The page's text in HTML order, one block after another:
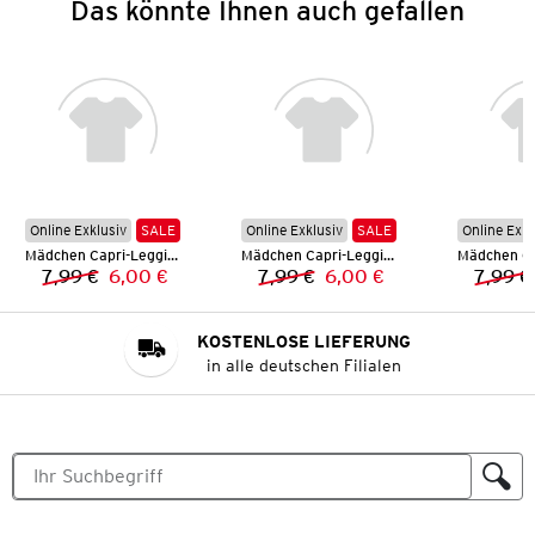
Das könnte Ihnen auch gefallen
Online Exklusiv
SALE
Mädchen Capri-Leggings
Vorheriger Preis:
7,99 € Neuer Preis:
6,00 €
Online Exklusiv
SALE
Mädchen Capri-Leggings
Vorheriger Preis:
7,99 € Neuer Preis:
6,00 €
Online
7,99 €
KOSTENLOSE LIEFERUNG
in alle deutschen Filialen